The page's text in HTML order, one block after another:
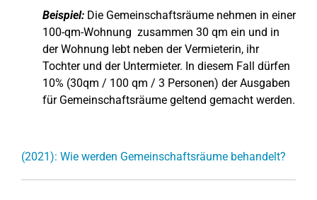
Beispiel: Die Gemeinschaftsräume nehmen in einer
100-qm-Wohnung zusammen 30 qm ein und in
der Wohnung lebt neben der Vermieterin, ihr
Tochter und der Untermieter. In diesem Fall dürfen
10% (30qm / 100 qm / 3 Personen) der Ausgaben
für Gemeinschaftsräume geltend gemacht werden.
(2021): Wie werden Gemeinschaftsräume behandelt?